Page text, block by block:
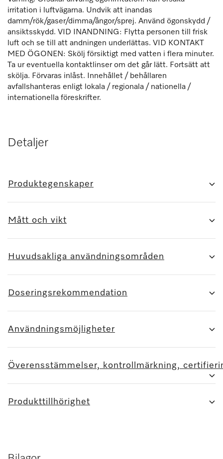
irritation i luftvägarna. Undvik att inandas
damm/rök/gaser/dimma/ångor/sprej. Använd ögonskydd /
ansiktsskydd. VID INANDNING: Flytta personen till frisk
luft och se till att andningen underlättas. VID KONTAKT
MED ÖGONEN: Skölj försiktigt med vatten i flera minuter.
Ta ur eventuella kontaktlinser om det går lätt. Fortsätt att
skölja. Förvaras inlåst. Innehållet / behållaren
avfallshanteras enligt lokala / regionala / nationella /
internationella föreskrifter.
Detaljer
Produktegenskaper
Mått och vikt
Huvudsakliga användningsområden
Doseringsrekommendation
Användningsmöjligheter
Överensstämmelser, kontrollmärkning,
Produkttillhörighet